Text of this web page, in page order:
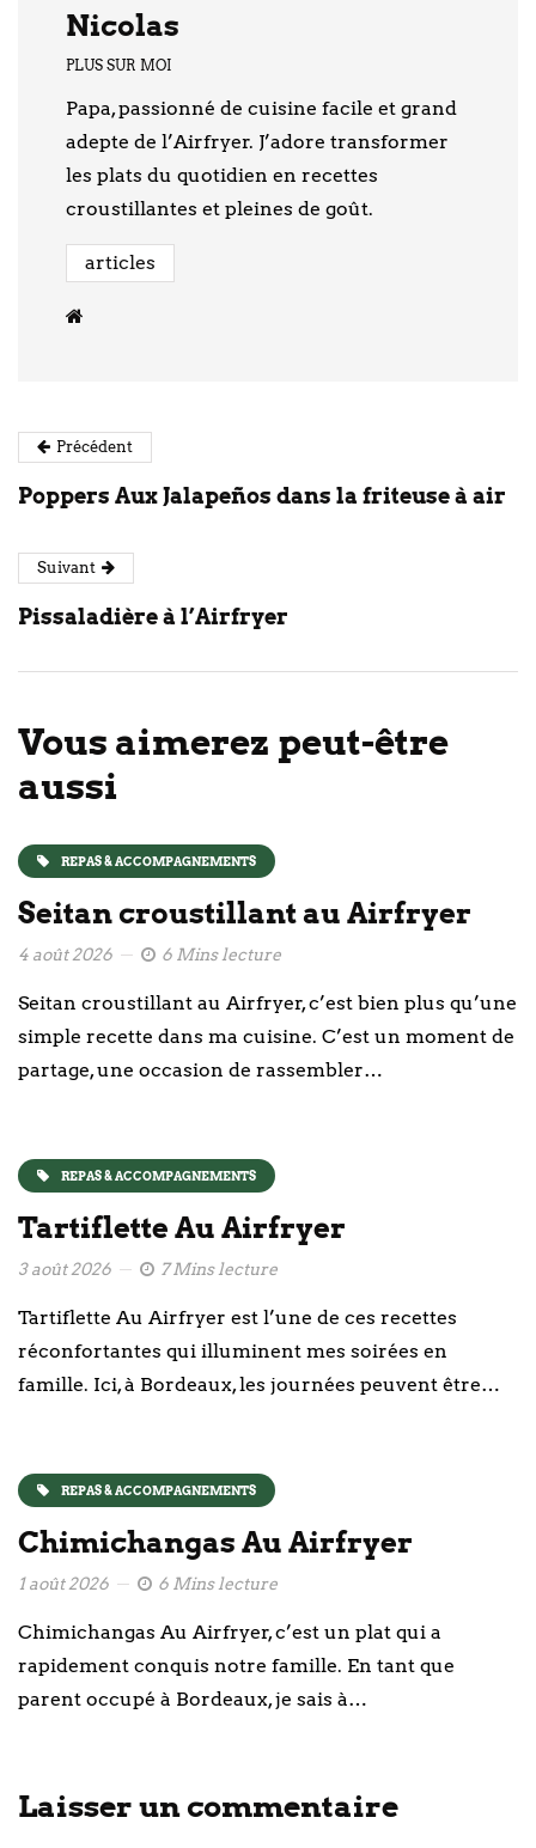
Nicolas
PLUS SUR MOI
Papa, passionné de cuisine facile et grand
adepte de l’Airfryer. J’adore transformer
les plats du quotidien en recettes
croustillantes et pleines de goût.
articles
Précédent
Poppers Aux Jalapeños dans la friteuse à air
Suivant
Pissaladière à l’Airfryer
Vous aimerez peut-être
aussi
REPAS & ACCOMPAGNEMENTS
Seitan croustillant au Airfryer
4 août 2026 6 Mins lecture
Seitan croustillant au Airfryer, c’est bien plus qu’une
simple recette dans ma cuisine. C’est un moment de
partage, une occasion de rassembler…
REPAS & ACCOMPAGNEMENTS
Tartiflette Au Airfryer
3 août 2026 7 Mins lecture
Tartiflette Au Airfryer est l’une de ces recettes
réconfortantes qui illuminent mes soirées en
famille. Ici, à Bordeaux, les journées peuvent être…
REPAS & ACCOMPAGNEMENTS
Chimichangas Au Airfryer
1 août 2026 6 Mins lecture
Chimichangas Au Airfryer, c’est un plat qui a
rapidement conquis notre famille. En tant que
parent occupé à Bordeaux, je sais à…
Laisser un commentaire